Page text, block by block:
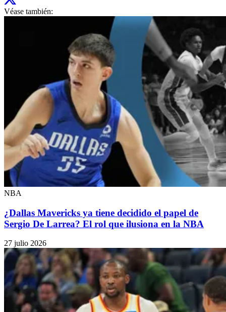
Véase también:
NBA
¿Dallas Mavericks ya tiene decidido el papel de
Sergio De Larrea? El rol que ilusiona en la NBA
27 julio 2026